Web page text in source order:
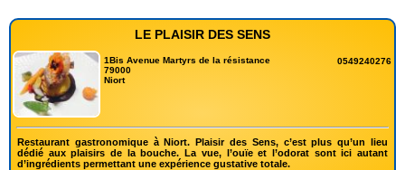
LE PLAISIR DES SENS
1Bis Avenue Martyrs de la résistance
79000
Niort
0549240276
Restaurant gastronomique à Niort. Plaisir des Sens, c’est plus qu’un lieu
dédié aux plaisirs de la bouche. La vue, l’ouïe et l’odorat sont ici autant
d’ingrédients permettant une expérience gustative totale.